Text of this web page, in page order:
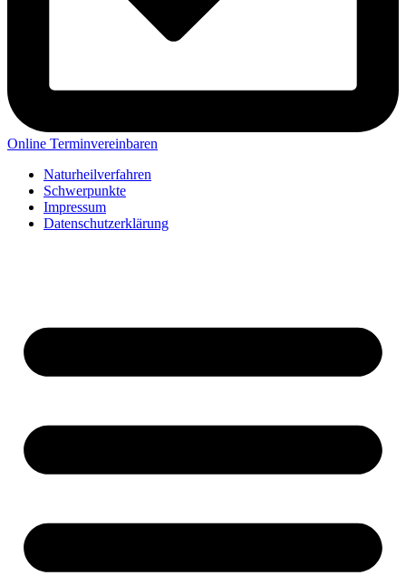
Online Terminvereinbaren
Naturheilverfahren
Schwerpunkte
Impressum
Datenschutzerklärung